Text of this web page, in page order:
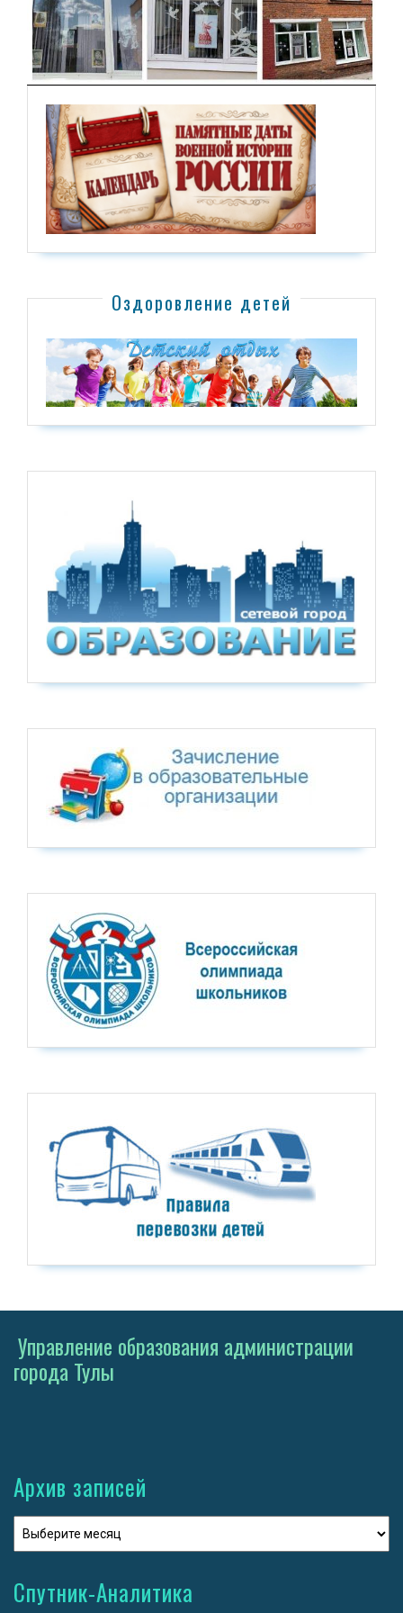
Оздоровление детей
Управление образования администрации
города Тулы
Архив записей
Спутник-Аналитика